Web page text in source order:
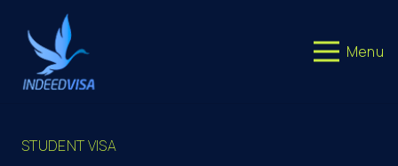
Menu
STUDENT VISA